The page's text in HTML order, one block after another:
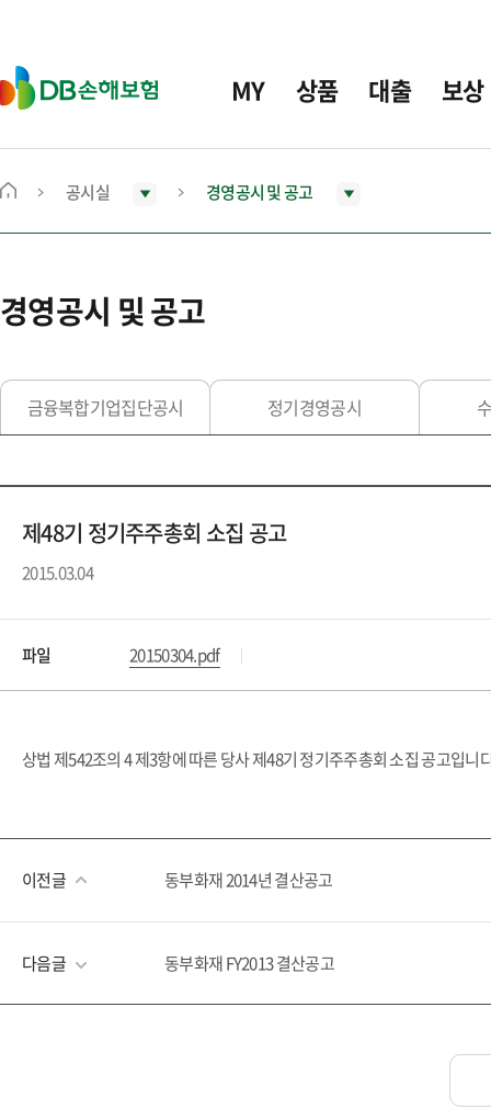
D
B
보
MY 상품 대출 보상
메
으
로
동
공시실 경영공시 및 공고
경영공시 및 공고
금융복합기업집단공시 정기경영공시
제48기 정기주주총회 소집 공고
2015.03.04
파일 20150304.pdf
상법 제542조의 4 제3항에 따른 당사 제48기 정기주주총회 소집 공고입니
이전글 동부화재 2014년 결산공고
다음글 동부화재 FY2013 결산공고